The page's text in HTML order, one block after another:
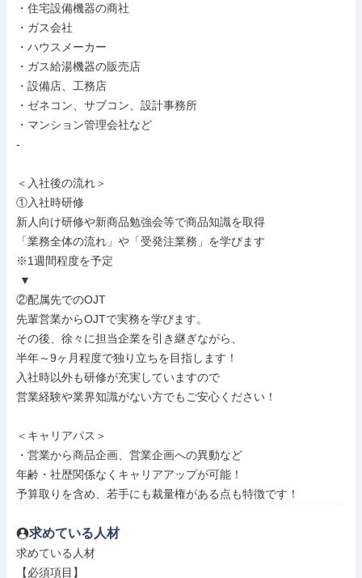
・住宅設備機器の商社
・ガス会社
・ハウスメーカー
・ガス給湯機器の販売店
・設備店、工務店
・ゼネコン、サブコン、設計事務所
・マンション管理会社など
-
＜入社後の流れ＞
①入社時研修
新人向け研修や新商品勉強会等で商品知識を取得
「業務全体の流れ」や「受発注業務」を学びます
※1週間程度を予定
②配属先でのOJT
先輩営業からOJTで実務を学びます。
その後、徐々に担当企業を引き継ぎながら、
半年～9ヶ月程度で独り立ちを目指します！
入社時以外も研修が充実していますので
営業経験や業界知識がない方でもご安心ください！
＜キャリアパス＞
・営業から商品企画、営業企画への異動など
年齢・社歴関係なくキャリアアップが可能！
予算取りを含め、若手にも裁量権がある点も特徴です！
求めている人材
求めている人材
【必須項目】